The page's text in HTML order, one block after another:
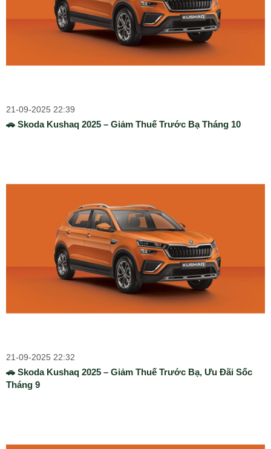
21-09-2025 22:39
🚗 Skoda Kushaq 2025 – Giảm Thuế Trước Bạ Tháng 10
21-09-2025 22:32
🚗 Skoda Kushaq 2025 – Giảm Thuế Trước Bạ, Ưu Đãi Sốc
Tháng 9